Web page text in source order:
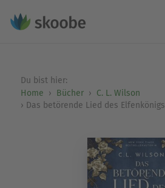
Du bist hier:
Home
Bücher
C. L. Wilson
Das betörende Lied des Elfenkönigs